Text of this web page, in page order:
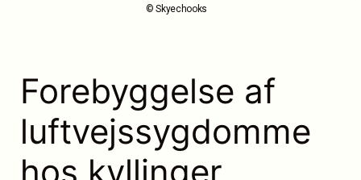
© Skyechooks
Forebyggelse af
luftvejssygdomme
hos kyllinger